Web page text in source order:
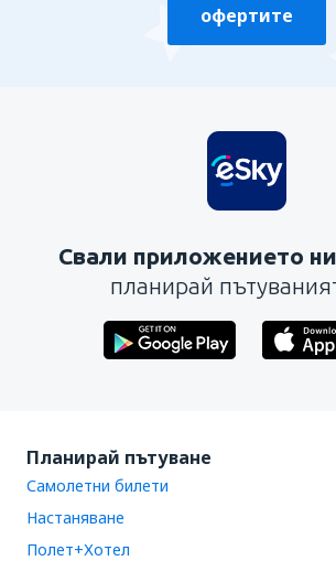
офертите
Свали приложението ни
планирай
Планирай пътуване
Самолетни билети
Настаняване
Полет+Хотел